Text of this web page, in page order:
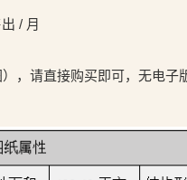
/ 月
，请直接购买即可，无电子